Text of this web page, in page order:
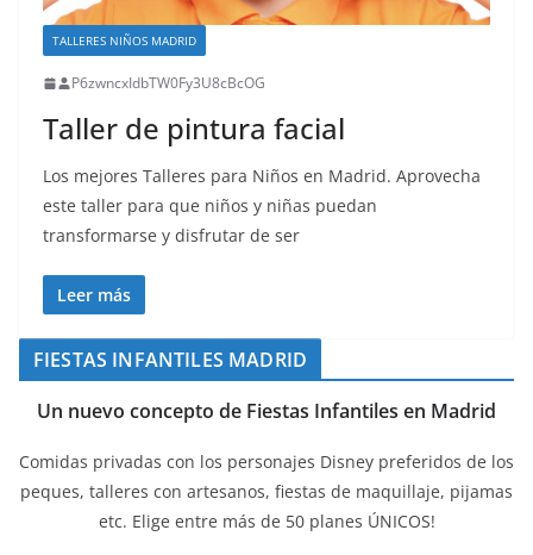
TALLERES NIÑOS MADRID
P6zwncxIdbTW0Fy3U8cBcOG
Taller de pintura facial
Los mejores Talleres para Niños en Madrid. Aprovecha
este taller para que niños y niñas puedan
transformarse y disfrutar de ser
Leer más
FIESTAS INFANTILES MADRID
Un nuevo concepto de Fiestas Infantiles en Madrid
Comidas privadas con los personajes Disney preferidos de los
peques, talleres con artesanos, fiestas de maquillaje, pijamas
etc. Elige entre más de 50 planes ÚNICOS!